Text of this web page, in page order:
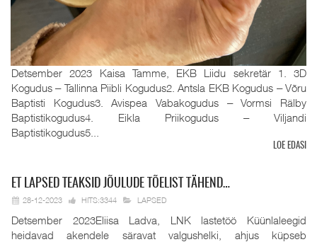
Detsember 2023 Kaisa Tamme, EKB Liidu sekretär 1. 3D
Kogudus ‒ Tallinna Piibli Kogudus2. Antsla EKB Kogudus ‒ Võru
Baptisti Kogudus3. Avispea Vabakogudus ‒ Vormsi Rälby
Baptistikogudus4. Eikla Priikogudus ‒ Viljandi
Baptistikogudus5...
LOE EDASI
ET LAPSED TEAKSID JÕULUDE TÕELIST TÄHEND…
28-12-2023 HITS:3344 LAPSED
Detsember 2023Eliisa Ladva, LNK lastetöö Küünlaleegid
heidavad akendele säravat valgushelki, ahjus küpseb